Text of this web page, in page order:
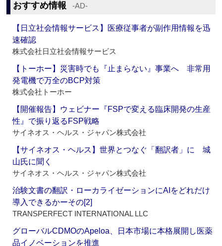
おすすめ情報 ‐AD‐
【日立社会情報サービス】医療従事者が副作用情報を迅
速確認
株式会社日立社会情報サービス
【トーホー】災害時でも『止まらない』事業へ 非常用
発電機で万全のBCP対策
株式会社トーホー
【開催報告】ウェビナー『FSPで変える臨床開発の生産
性』で振り返るFSP戦略
サイネオス・ヘルス・ジャパン株式会社
【サイネオス・ヘルス】世界とつなぐ「翻訳者」に 城
山氏に聞く
サイネオス・ヘルス・ジャパン株式会社
治験文書の翻訳・ローカライゼーションにAIをどれだけ
導入できるかーその[2]
TRANSPERFECT INTERNATIONAL LLC
グローバルCDMOのApeloa、日本市場に本格展開し医薬
品イノベーションを推進